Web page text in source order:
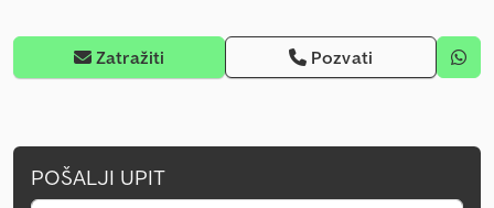
Zatražiti Pozvati
POŠALJI UPIT